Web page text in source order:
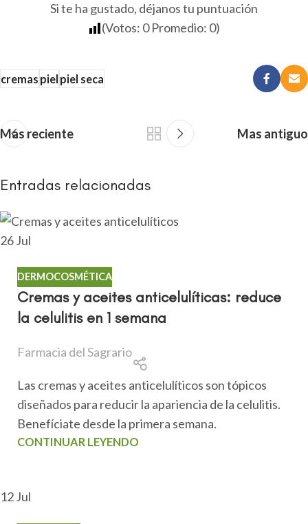
Si te ha gustado, déjanos tu puntuación
(Votos: 0Promedio: 0)
cremaspielpiel seca
Mas reciente Mas antiguo
Entradas relacionadas
26Jul
DERMOCOSMÉTICA
Cremas y aceites anticelulíticas: reduce
la celulitis en 1 semana
Farmacia del Sagrario
Las cremas y aceites anticelulíticos son tópicos
diseñados para reducir la apariencia de la celulitis.
Benefíciate desde la primera semana.
CONTINUAR LEYENDO
12Jul